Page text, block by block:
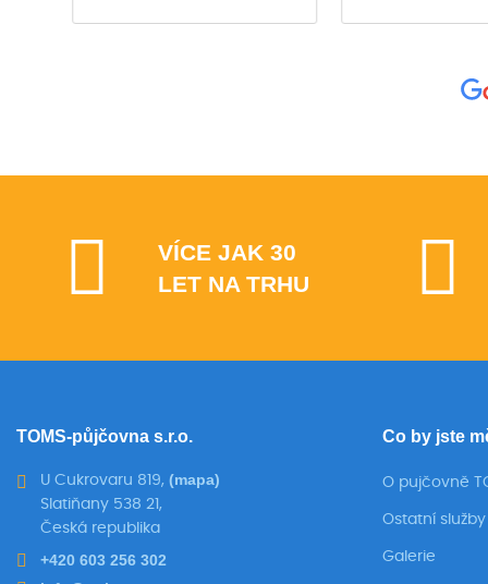
VÍCE JAK 30
LET NA TRHU
TOMS-půjčovna s.r.o.
U Cukrovaru 819, (mapa)
Slatiňany 538 21,
Česká republika
+420 603 256 302
Co by jste
O pujčovně
Ostatní služby
Galerie